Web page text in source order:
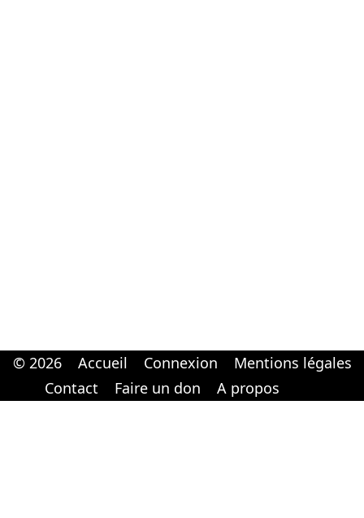
© 2026 Accueil Connexion
Mentions légales
Contact
Faire un don A propos